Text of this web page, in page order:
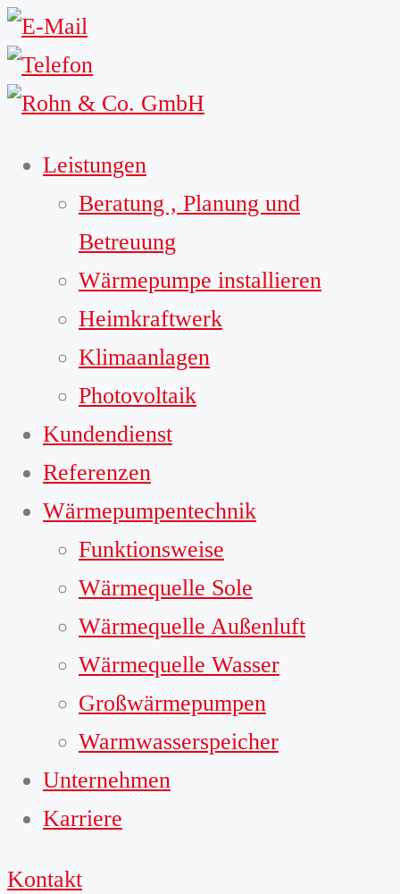
Leistungen
Beratung , Planung und
Betreuung
Wärmepumpe installieren
Heimkraftwerk
Klimaanlagen
Photovoltaik
Kundendienst
Referenzen
Wärmepumpentechnik
Funktionsweise
Wärmequelle Sole
Wärmequelle Außenluft
Wärmequelle Wasser
Großwärmepumpen
Warmwasserspeicher
Unternehmen
Karriere
Kontakt